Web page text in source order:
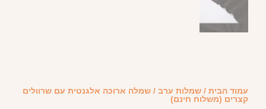
עמוד הבית / שמלות ערב / שמלה ארוכה אלגנטית עם שרוולים
קצרים (משלוח חינם)